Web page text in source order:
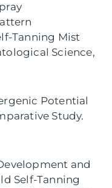
Tanning Mist
Science,
Potential
Study.
and
Self-Tanning